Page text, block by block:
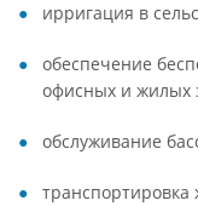
ирригация в
обеспечение
офисных и жилых
обслуживание
транспортировка